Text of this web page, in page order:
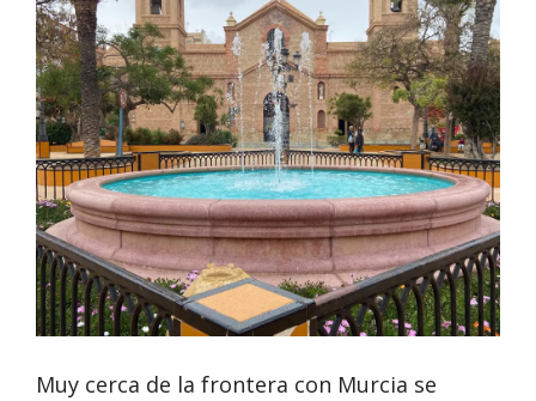
Muy cerca de la frontera con Murcia se